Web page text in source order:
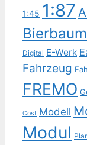
1:45 1:87
Bierbaum
Digital E-Werk
Fahrzeug
FREMO
Cost Modell
Modul